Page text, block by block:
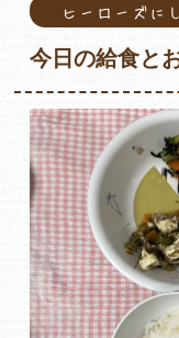
入
ヒーローズに
今日の給食と